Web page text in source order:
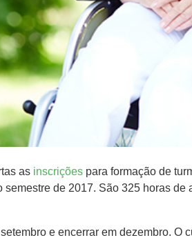
as inscrições para formação de
semestre de 2017. São 325 horas​
e encerra​r em dezembro.